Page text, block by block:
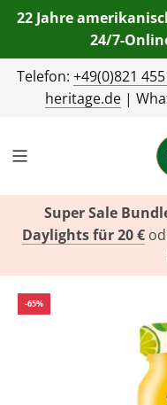
22 Jahre
24/7-
Telefon: +49(0)821
heritage.de |
Super Sale
Daylights für 20 €
-65%